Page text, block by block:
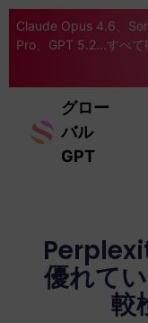
Claude Opus 4.6、
Pro、GPT 5.2...すべ
グロー
バル
GPT
優れて
較